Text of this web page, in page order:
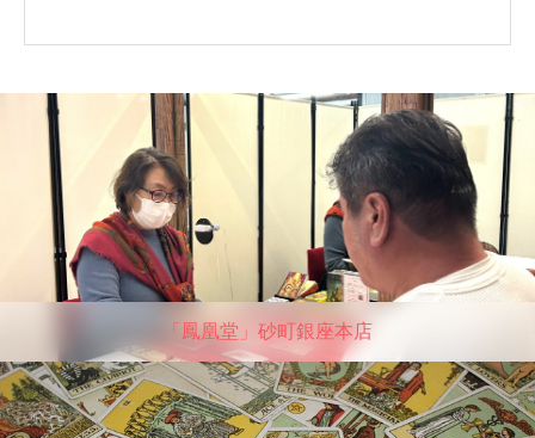
「鳳凰堂」砂町銀座本店